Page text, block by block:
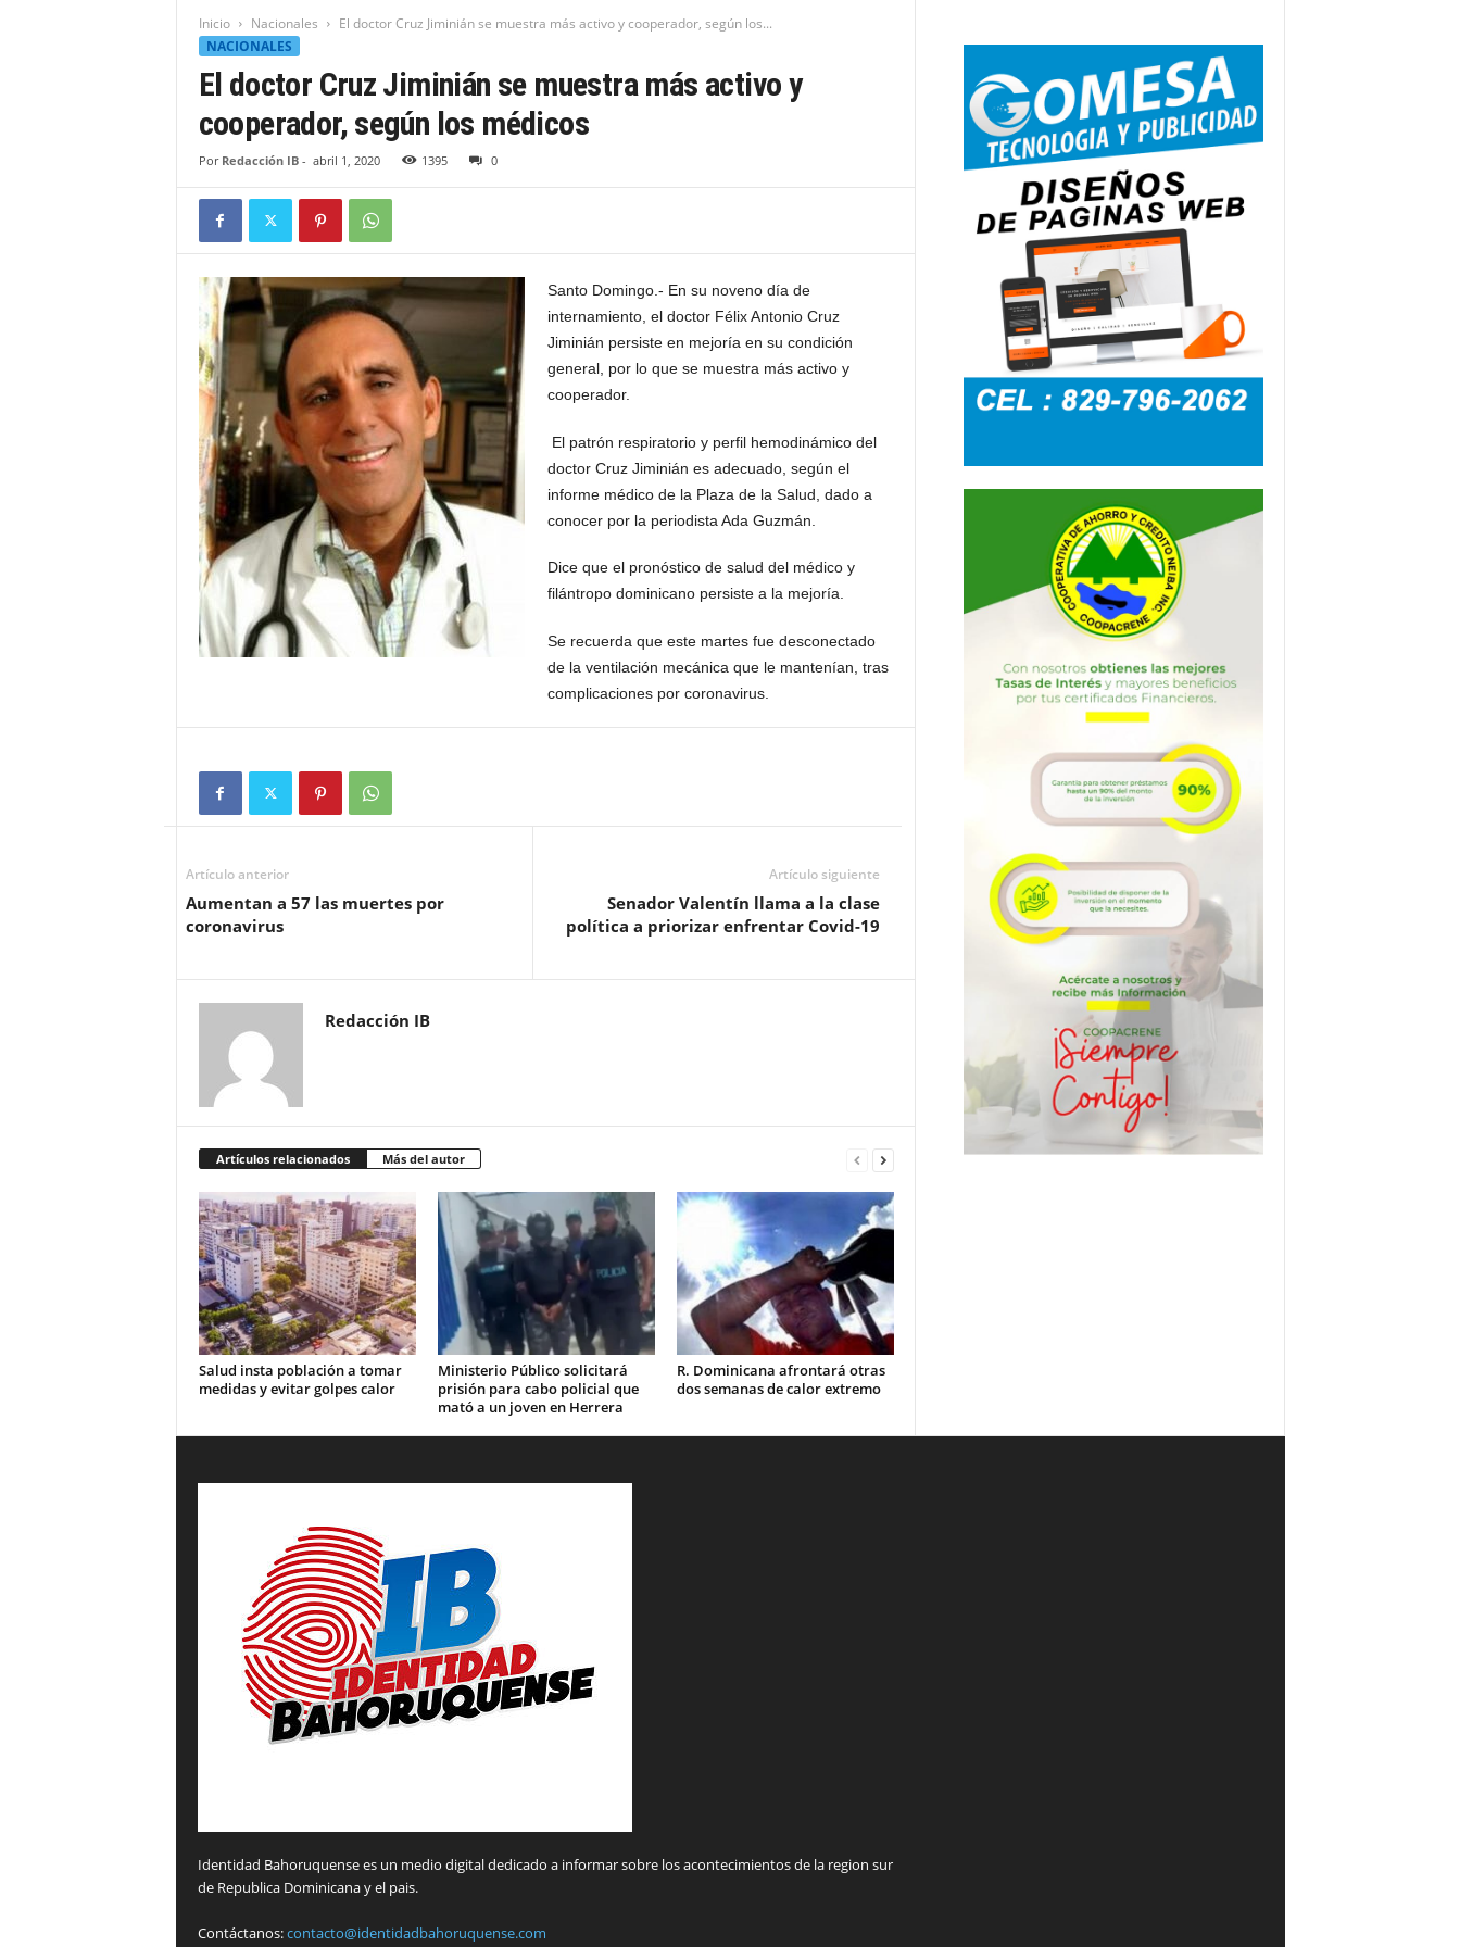
Inicio Nacionales
El doctor Cruz Jiminián se muestra más activo y cooperador, según los...
NACIONALES
El doctor Cruz Jiminián se muestra más activo y
cooperador, según los médicos
Por Redacción IB- abril 1, 2020 1395 0
Santo Domingo.- En su noveno día de
internamiento, el doctor Félix Antonio Cruz
Jiminián persiste en mejoría en su condición
general, por lo que se muestra más activo y
cooperador.
El patrón respiratorio y perfil hemodinámico del
doctor Cruz Jiminián es adecuado, según el
informe médico de la Plaza de la Salud, dado a
conocer por la periodista Ada Guzmán.
Dice que el pronóstico de salud del médico y
filántropo dominicano persiste a la mejoría.
Se recuerda que este martes fue desconectado
de la ventilación mecánica que le mantenían, tras
complicaciones por coronavirus.
Artículo anterior
Aumentan a 57 las muertes por
coronavirus
Artículo siguiente
Senador Valentín llama a la clase
política a priorizar enfrentar Covid-19
Redacción IB
Artículos relacionados Más del autor
Salud insta población a tomar
medidas y evitar golpes calor
Ministerio Público solicitará
prisión para cabo policial que
mató a un joven en Herrera
R. Dominicana afrontará otras
dos semanas de calor extremo
Identidad Bahoruquense es un medio digital dedicado a informar sobre los acontecimientos de la region sur
de Republica Dominicana y el pais.
Contáctanos:contacto@identidadbahoruquense.com